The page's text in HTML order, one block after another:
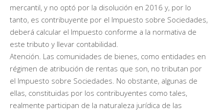
mercantil, y no optó por la disolución en 2016 y, por lo
tanto, es contribuyente por el Impuesto sobre Sociedades,
deberá calcular el Impuesto conforme a la normativa de
este tributo y llevar contabilidad.
Atención. Las comunidades de bienes, como entidades en
régimen de atribución de rentas que son, no tributan por
el Impuesto sobre Sociedades. No obstante, algunas de
ellas, constituidas por los contribuyentes como tales,
realmente participan de la naturaleza jurídica de las